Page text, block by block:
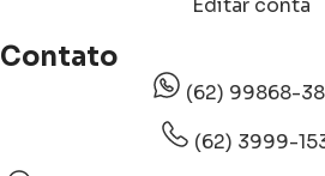
Editar conta
Contato
(62) 99868-
(62) 3999-